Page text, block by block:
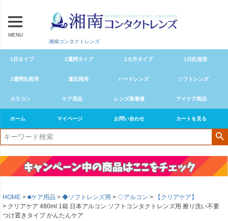
MENU
湘南コンタクトレンズ
1日タイプ 2週間タイプ 1カ月タイプ 1日乱視用
2週間乱視用 遠近両用 ハードレンズ ソフトレンズ
カラコン ケア用品 レンズ装着液 アイケア商品
ホーム マイページ お問い合わせ カートを見る
HOME ■ケア用品 ◆ソフトレンズ用 ◇アルコン
【クリアケア】
クリアケア 480ml 1箱 日本アルコン ソフトコンタクトレンズ用 擦り洗い不要
つけ置きタイプ かんたんケア